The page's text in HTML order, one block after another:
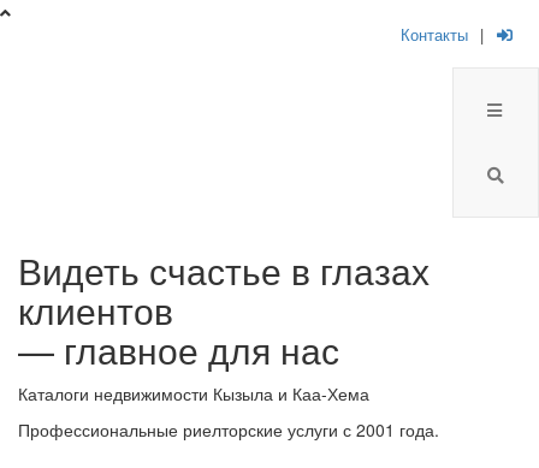
Контакты |
Брокер
Плюс
риелторская
компания
Видеть счастье в глазах
клиентов
— главное для нас
Каталоги недвижимости Кызыла и Каа-Хема
Профессиональные риелторские услуги с 2001 года.